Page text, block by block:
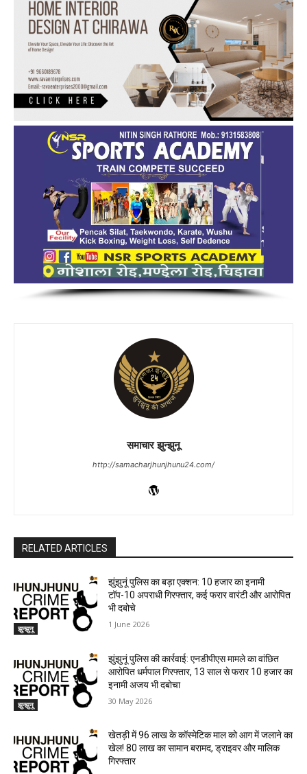
समाचार झुन्झुनू
http://samacharjhunjhunu24.com/
RELATED ARTICLES
झुन्झुनू
झुंझुनूं पुलिस का बड़ा एक्शन: 10 हजार का इनामी
टॉप-10 अपराधी गिरफ्तार, कई फरार वारंटी और आरोपित
भी दबोचे
1 June 2026
झुन्झुनू
झुंझुनूं पुलिस की कार्रवाई: एनडीपीएस मामले का वांछित
आरोपित धर्मपाल गिरफ्तार, 13 साल से फरार 10 हजार का
इनामी अजय भी दबोचा
30 May 2026
खेतड़ी में 96 लाख के कॉस्मेटिक माल को आग में जलाने का
खेल! 80 लाख का सामान बरामद, ड्राइवर और मालिक
गिरफ्तार